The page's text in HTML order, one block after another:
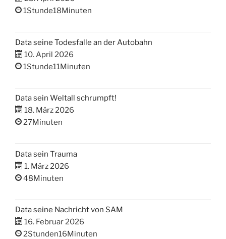
1Stunde18Minuten
Data seine Todesfalle an der Autobahn
10. April 2026
1Stunde11Minuten
Data sein Weltall schrumpft!
18. März 2026
27Minuten
Data sein Trauma
1. März 2026
48Minuten
Data seine Nachricht von SAM
16. Februar 2026
2Stunden16Minuten